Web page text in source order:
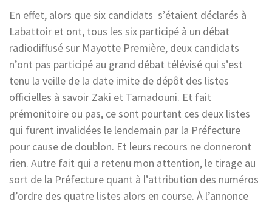
En effet, alors que six candidats s’étaient déclarés à
Labattoir et ont, tous les six participé à un débat
radiodiffusé sur Mayotte Première, deux candidats
n’ont pas participé au grand débat télévisé qui s’est
tenu la veille de la date imite de dépôt des listes
officielles à savoir Zaki et Tamadouni. Et fait
prémonitoire ou pas, ce sont pourtant ces deux listes
qui furent invalidées le lendemain par la Préfecture
pour cause de doublon. Et leurs recours ne donneront
rien. Autre fait qui a retenu mon attention, le tirage au
sort de la Préfecture quant à l’attribution des numéros
d’ordre des quatre listes alors en course. À l’annonce